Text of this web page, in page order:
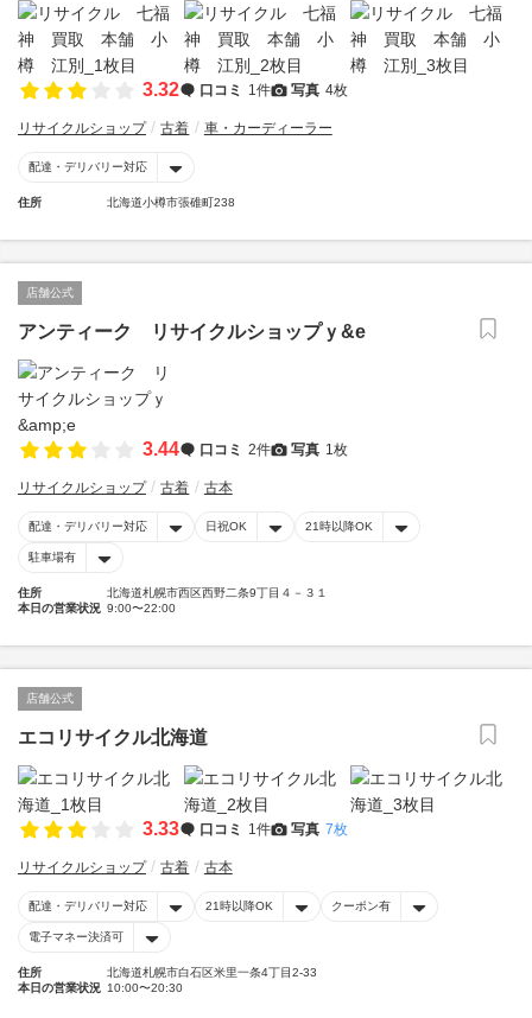
3.32 口コミ 1件 写真 4枚
リサイクルショップ 古着 車・カーディーラー
配達・デリバリー対応
住所 北海道小樽市張碓町238
店舗公式
アンティーク リサイクルショップｙ&e
3.44 口コミ 2件 写真 1枚
リサイクルショップ 古着 古本
配達・デリバリー対応 日祝OK 21時以降OK
駐車場有
住所
北海道札幌市西区西野二条9丁目４－３１
本日の営業状況 9:00〜22:00
店舗公式
エコリサイクル北海道
3.33 口コミ 1件 写真 7枚
リサイクルショップ 古着 古本
配達・デリバリー対応 21時以降OK クーポン有
電子マネー決済可
住所
北海道札幌市白石区米里一条4丁目2-33
本日の営業状況 10:00〜20:30